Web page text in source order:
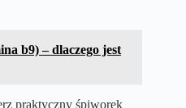
b9) – dlaczego jest
praktyczny śpiworek